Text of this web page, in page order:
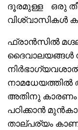
ദൂരമുള്ള ഒരു
വിശ്വാസികൾ
ഫ്രാൻസിൽ
ദൈവാലയങ്ങൾ
നാമധേയത്തിൽ
അതിനു കാരണം
പഠിക്കാൻ
താല്പര്യം